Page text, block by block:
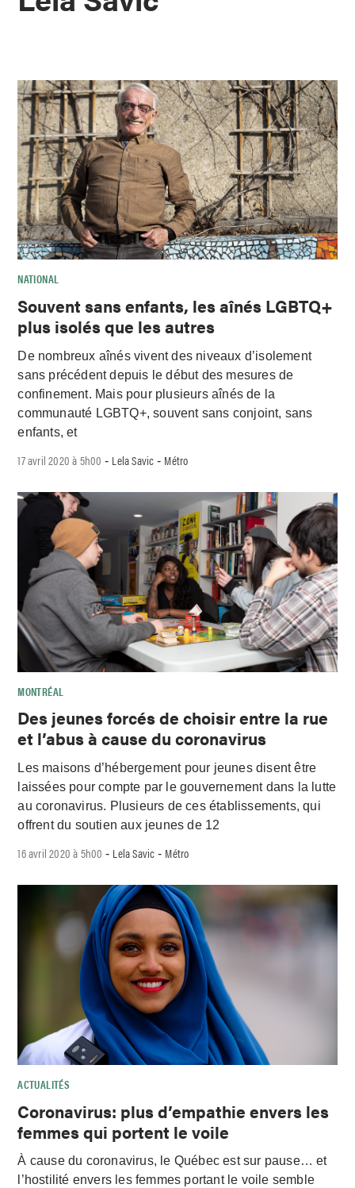
NATIONAL
Souvent sans enfants, les aînés LGBTQ+
plus isolés que les autres
De nombreux aînés vivent des niveaux d’isolement
sans précédent depuis le début des mesures de
confinement. Mais pour plusieurs aînés de la
communauté LGBTQ+, souvent sans conjoint, sans
enfants, et
17 avril 2020 à 5h00 - Lela Savic - Métro
MONTRÉAL
Des jeunes forcés de choisir entre la rue
et l’abus à cause du coronavirus
Les maisons d’hébergement pour jeunes disent être
laissées pour compte par le gouvernement dans la lutte
au coronavirus. Plusieurs de ces établissements, qui
offrent du soutien aux jeunes de 12
16 avril 2020 à 5h00 - Lela Savic - Métro
ACTUALITÉS
Coronavirus: plus d’empathie envers les
femmes qui portent le voile
À cause du coronavirus, le Québec est sur pause… et
l’hostilité envers les femmes portant le voile semble